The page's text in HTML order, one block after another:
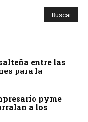
entre las
para la
pyme
a los